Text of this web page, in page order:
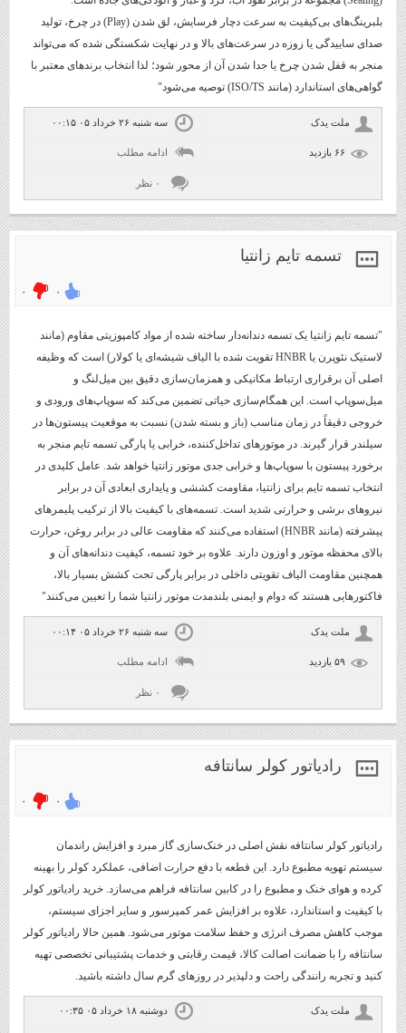
بلبرینگ‌های بی‌کیفیت به سرعت دچار فرسایش، لق شدن (Play) در چرخ، تولید
صدای ساییدگی یا زوزه در سرعت‌های بالا و در نهایت شکستگی شده که می‌تواند
منجر به قفل شدن چرخ یا جدا شدن آن از محور شود؛ لذا انتخاب برندهای معتبر با
گواهی‌های استاندارد (مانند ISO/TS) توصیه می‌شود"
ملت یدک سه شنبه ۲۶ خرداد ۰۵ ۰۰:۱۵
ادامه مطلب
۰ نظر
تسمه تایم زانتیا
۰ ۰
"تسمه تایم زانتیا یک تسمه دندانه‌دار ساخته شده از مواد کامپوزیتی مقاوم (مانند
لاستیک نئوپرن یا HNBR تقویت شده با الیاف شیشه‌ای یا کولار) است که وظیفه
اصلی آن برقراری ارتباط مکانیکی و همزمان‌سازی دقیق بین میل‌لنگ و
میل‌سوپاپ است. این همگام‌سازی حیاتی تضمین می‌کند که سوپاپ‌های ورودی و
خروجی دقیقاً در زمان مناسب (باز و بسته شدن) نسبت به موقعیت پیستون‌ها در
سیلندر قرار گیرند. در موتورهای تداخل‌کننده، خرابی یا پارگی تسمه تایم منجر به
برخورد پیستون با سوپاپ‌ها و خرابی جدی موتور زانتیا خواهد شد. عامل کلیدی در
انتخاب تسمه تایم برای زانتیا، مقاومت کششی و پایداری ابعادی آن در برابر
نیروهای برشی و حرارتی شدید است. تسمه‌های با کیفیت بالا از ترکیب پلیمرهای
پیشرفته (مانند HNBR) استفاده می‌کنند که مقاومت عالی در برابر روغن، حرارت
بالای محفظه موتور و اوزون دارند. علاوه بر خود تسمه، کیفیت دندانه‌های آن و
همچنین مقاومت الیاف تقویتی داخلی در برابر پارگی تحت کشش بسیار بالا،
فاکتورهایی هستند که دوام و ایمنی بلندمدت موتور زانتیا شما را تعیین می‌کنند"
ملت یدک سه شنبه ۲۶ خرداد ۰۵ ۰۰:۱۴
ادامه مطلب
۰ نظر
رادیاتور کولر سانتافه
۰ ۰
رادیاتور کولر سانتافه نقش اصلی در خنک‌سازی گاز مبرد و افزایش راندمان
سیستم تهویه مطبوع دارد. این قطعه با دفع حرارت اضافی، عملکرد کولر را بهینه
کرده و هوای خنک و مطبوع را در کابین سانتافه فراهم می‌سازد. خرید رادیاتور کولر
با کیفیت و استاندارد، علاوه بر افزایش عمر کمپرسور و سایر اجزای سیستم،
موجب کاهش مصرف انرژی و حفظ سلامت موتور می‌شود. همین حالا رادیاتور کولر
سانتافه را با ضمانت اصالت کالا، قیمت رقابتی و خدمات پشتیبانی تخصصی تهیه
کنید و تجربه رانندگی راحت و دلپذیر در روزهای گرم سال داشته باشید.
ملت یدک دوشنبه ۱۸ خرداد ۰۵ ۰۰:۳۵